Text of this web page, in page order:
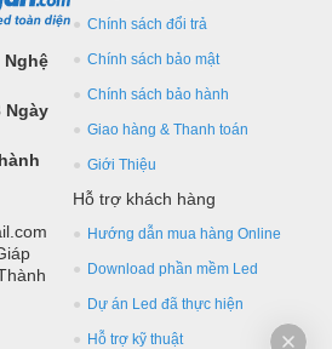
Nghệ
Ngày
Chính sách đổi trả
Chính sách bảo mật
Chính sách bảo hành
Giao hàng & Thanh toán
Giới Thiệu
Hỗ trợ khách hàng
Hướng dẫn mua hàng Online
Download phần mềm Led
Dự án Led đã thực hiện
Hỗ trợ kỹ thuật